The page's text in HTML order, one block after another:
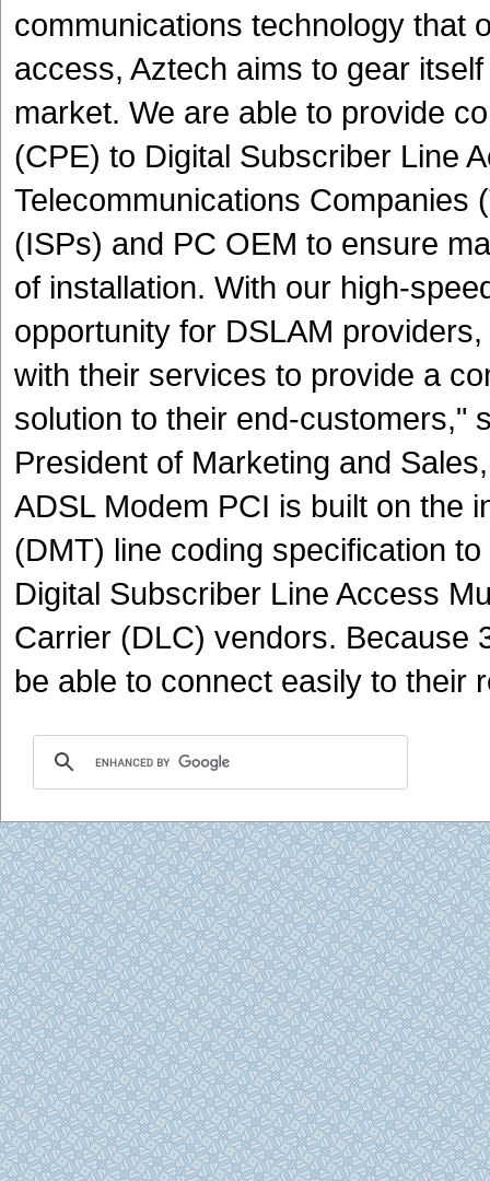
communications technology that
access, Aztech aims to gear
market. We are able to provide
(CPE) to Digital Subscriber Line
Telecommunications Companies
(ISPs) and PC OEM to ensure
of installation. With our high-
opportunity for DSLAM
with their services to provide a
solution to their end-customers,"
President of Marketing and
ADSL Modem PCI is built on the
(DMT) line coding specification
Digital Subscriber Line Access
Carrier (DLC) vendors. Because
be able to connect easily to their